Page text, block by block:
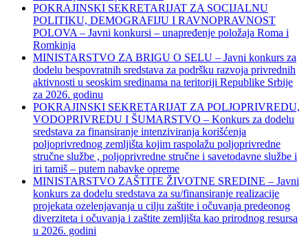
POKRAJINSKI SEKRETARIJAT ZA SOCIJALNU
POLITIKU, DEMOGRAFIJU I RAVNOPRAVNOST
POLOVA – Javni konkursi – unapređenje položaja Roma i
Romkinja
MINISTARSTVO ZA BRIGU O SELU – Javni konkurs za
dodelu bespovratnih sredstava za podršku razvoja privrednih
aktivnosti u seoskim sredinama na teritoriji Republike Srbije
za 2026. godinu
POKRAJINSKI SEKRETARIJAT ZA POLJOPRIVREDU,
VODOPRIVREDU I ŠUMARSTVO – Konkurs za dodelu
sredstava za finansiranje intenziviranja korišćenja
poljoprivrednog zemljišta kojim raspolažu poljoprivredne
stručne službe , poljoprivredne stručne i savetodavne službe i
iri tamiš ‒ putem nabavke opreme
MINISTARSTVO ZAŠTITE ŽIVOTNE SREDINE – Javni
konkurs za dodelu sredstava za su/finansiranje realizacije
projekata ozelenjavanja u cilju zaštite i očuvanja predeonog
diverziteta i očuvanja i zaštite zemljišta kao prirodnog resursa
u 2026. godini